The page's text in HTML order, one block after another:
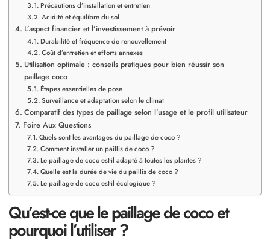
Précautions d’installation et entretien
Acidité et équilibre du sol
L’aspect financier et l’investissement à prévoir
Durabilité et fréquence de renouvellement
Coût d’entretien et efforts annexes
Utilisation optimale : conseils pratiques pour bien réussir son
paillage coco
Étapes essentielles de pose
Surveillance et adaptation selon le climat
Comparatif des types de paillage selon l’usage et le profil utilisateur
Foire Aux Questions
Quels sont les avantages du paillage de coco ?
Comment installer un paillis de coco ?
Le paillage de coco est-il adapté à toutes les plantes ?
Quelle est la durée de vie du paillis de coco ?
Le paillage de coco est-il écologique ?
Qu’est-ce que le paillage de coco et
pourquoi l’utiliser ?